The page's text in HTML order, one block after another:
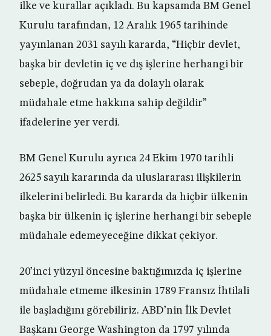
ilke ve kurallar açıkladı. Bu kapsamda BM Genel
Kurulu tarafından, 12 Aralık 1965 tarihinde
yayınlanan 2031 sayılı kararda, “Hiçbir devlet,
başka bir devletin iç ve dış işlerine herhangi bir
sebeple, doğrudan ya da dolaylı olarak
müdahale etme hakkına sahip değildir”
ifadelerine yer verdi.
BM Genel Kurulu ayrıca 24 Ekim 1970 tarihli
2625 sayılı kararında da uluslararası ilişkilerin
ilkelerini belirledi. Bu kararda da hiçbir ülkenin
başka bir ülkenin iç işlerine herhangi bir sebeple
müdahale edemeyeceğine dikkat çekiyor.
20’inci yüzyıl öncesine baktığımızda iç işlerine
müdahale etmeme ilkesinin 1789 Fransız İhtilali
ile başladığını görebiliriz. ABD’nin İlk Devlet
Başkanı George Washington da 1797 yılında